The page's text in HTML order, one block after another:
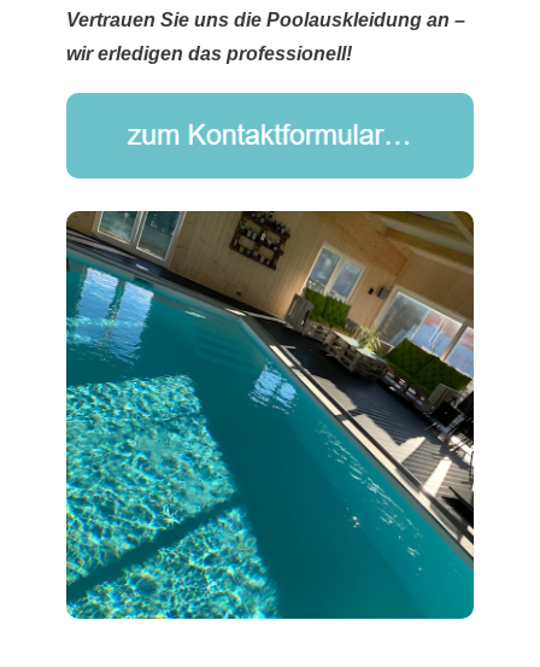
Vertrauen Sie uns die Poolauskleidung an –
wir erledigen das professionell!